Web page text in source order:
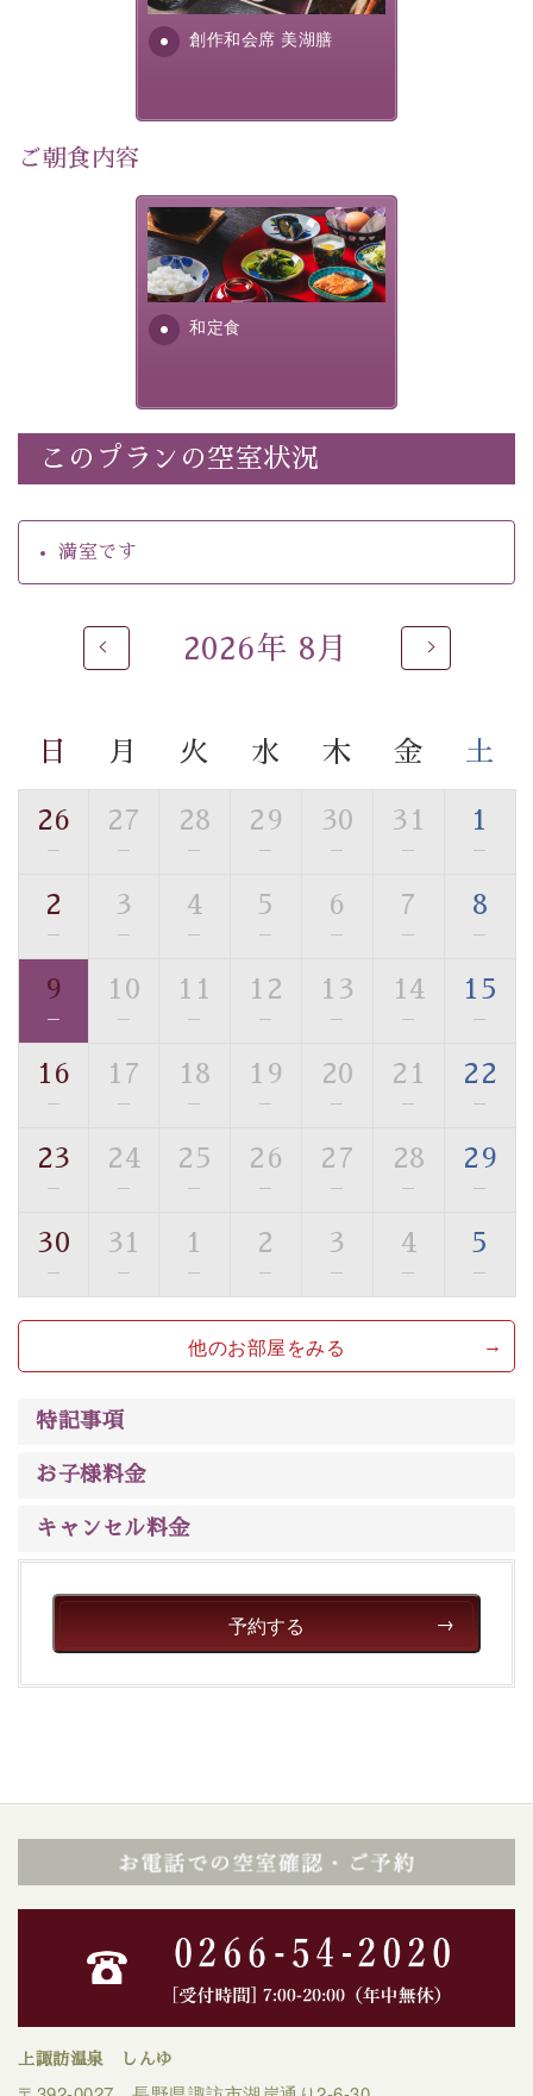
-----------【安心への取り組み】----------
徹底した衛生管理を行っております。
----------------------------------------------
・宿泊料金10%OFF
・朝夕個室料亭で個室食
・諏訪大社4社を巡る無料参拝バス（事前予約制）
・就寝用パジャマをご用意
・環境に配慮したアメニティをご用意
・館内フリーWi-Fi
・チェックイン15時、チェックアウト10時
【お食事】
・夕食は地産地消の創作和会席 美湖膳（二十四節気と
【温泉】
の効果が高い、極めて希有な源泉です。身も心も癒され
■お座敷風呂（大浴場）
温泉の成分に合わせ、防菌防カビの特殊素材の畳を使
用。 足元が柔らかく、そして滑りにくい畳のお風呂で
す。
※男性大浴場までのご移動には階段がございます。 予め
ご了承のほどお願いいたします。
■貸切温泉風呂 （40分2000円）
む貸切温泉風呂です。ゆったりといやされるプライベー
トな空間をお愉しみください。
【旅】
豊富な知識を持ったドライバー兼ガイドが諏訪大社をご
案内します。事前ご予約制ですので、ご利用ご希望の方
は【3日前まで】にお電話ください。
※交通規制などにより運行できない日がございます
※年末年始及び御柱祭前後は運行しておりません
神秘なる諏訪湖に心癒される時間をお過ごしいただけま
創作和会席 美湖膳
す。美しい諏訪湖の幸...
ご朝食内容
和定食
さっぱりとした和食膳に使わ
れる食材は、諏訪の名産品を
ふんだんに取り入れ、安心・
安全を心掛けた長野県産...
このプランの空室状況
満室です
2026年 8月
日 月 火 水 木 金 土
26
—
27
—
28
—
29
—
30
—
31
—
1
—
2
—
3
—
4
—
5
—
6
—
7
—
8
—
9
—
10
—
11
—
12
—
13
—
14
—
15
—
16
—
17
—
18
—
19
—
20
—
21
—
22
—
23
—
24
—
25
—
26
—
27
—
28
—
29
—
30
—
31
—
1
—
2
—
3
—
4
—
5
—
他のお部屋をみる
特記事項
お子様料金
キャンセル料金
予約する
上諏訪温泉 しんゆ